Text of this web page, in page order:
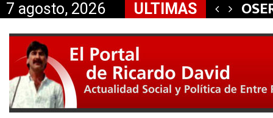
7 agosto, 2026 ULTIMAS
aliados a la…